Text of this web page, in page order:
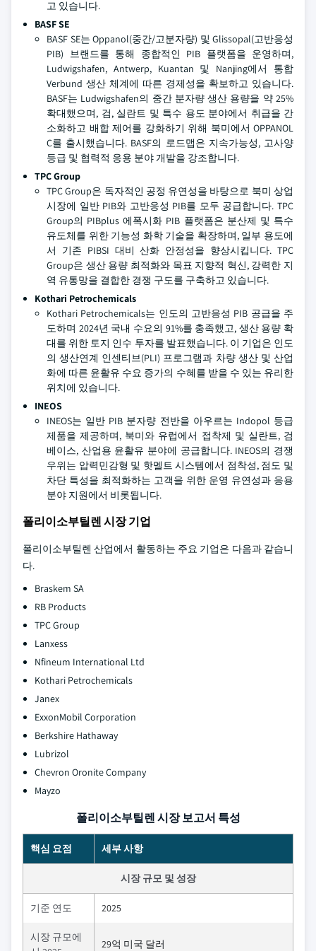
고 있습니다.
BASF SE
BASF SE는 Oppanol(중간/고분자량) 및 Glissopal(고반응성
PIB) 브랜드를 통해 종합적인 PIB 플랫폼을 운영하며,
Ludwigshafen, Antwerp, Kuantan 및 Nanjing에서 통합
Verbund 생산 체계에 따른 경제성을 확보하고 있습니다.
BASF는 Ludwigshafen의 중간 분자량 생산 용량을 약 25%
확대했으며, 검, 실란트 및 특수 용도 분야에서 취급을 간
소화하고 배합 제어를 강화하기 위해 북미에서 OPPANOL
C를 출시했습니다. BASF의 로드맵은 지속가능성, 고사양
등급 및 협력적 응용 분야 개발을 강조합니다.
TPC Group
TPC Group은 독자적인 공정 유연성을 바탕으로 북미 상업
시장에 일반 PIB와 고반응성 PIB를 모두 공급합니다. TPC
Group의 PIBplus 에폭시화 PIB 플랫폼은 분산제 및 특수
유도체를 위한 기능성 화학 기술을 확장하며, 일부 용도에
서 기존 PIBSI 대비 산화 안정성을 향상시킵니다. TPC
Group은 생산 용량 최적화와 목표 지향적 혁신, 강력한 지
역 유통망을 결합한 경쟁 구도를 구축하고 있습니다.
Kothari Petrochemicals
Kothari Petrochemicals는 인도의 고반응성 PIB 공급을 주
도하며 2024년 국내 수요의 91%를 충족했고, 생산 용량 확
대를 위한 토지 인수 투자를 발표했습니다. 이 기업은 인도
의 생산연계 인센티브(PLI) 프로그램과 차량 생산 및 산업
화에 따른 윤활유 수요 증가의 수혜를 받을 수 있는 유리한
위치에 있습니다.
INEOS
INEOS는 일반 PIB 분자량 전반을 아우르는 Indopol 등급
제품을 제공하며, 북미와 유럽에서 접착제 및 실란트, 검
베이스, 산업용 윤활유 분야에 공급합니다. INEOS의 경쟁
우위는 압력민감형 및 핫멜트 시스템에서 점착성, 점도 및
차단 특성을 최적화하는 고객을 위한 운영 유연성과 응용
분야 지원에서 비롯됩니다.
폴리이소부틸렌 시장 기업
폴리이소부틸렌 산업에서 활동하는 주요 기업은 다음과 같습니
다.
Braskem SA
RB Products
TPC Group
Lanxess
Nfineum International Ltd
Kothari Petrochemicals
Janex
ExxonMobil Corporation
Berkshire Hathaway
Lubrizol
Chevron Oronite Company
Mayzo
폴리이소부틸렌 시장 보고서 특성
핵심 요점 세부 사항
시장 규모 및 성장
기준 연도 2025
시장 규모에
29억 미국 달러